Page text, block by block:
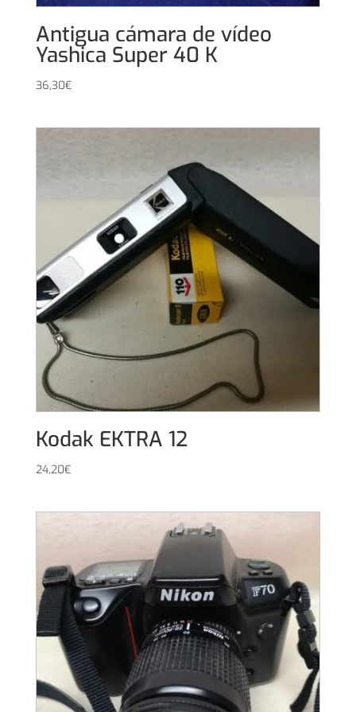
Antigua cámara de vídeo
Yashica Super 40 K
36,30€
Kodak EKTRA 12
24,20€